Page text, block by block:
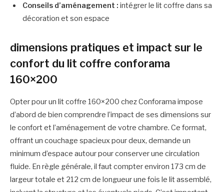
Conseils d’aménagement : intégrer le lit coffre dans sa
décoration et son espace
dimensions pratiques et impact sur le
confort du lit coffre conforama
160×200
Opter pour un lit coffre 160×200 chez Conforama impose
d’abord de bien comprendre l’impact de ses dimensions sur
le confort et l’aménagement de votre chambre. Ce format,
offrant un couchage spacieux pour deux, demande un
minimum d’espace autour pour conserver une circulation
fluide. En règle générale, il faut compter environ 173 cm de
largeur totale et 212 cm de longueur une fois le lit assemblé,